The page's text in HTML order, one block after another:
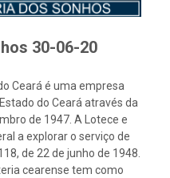
30-06-20
Ceará é uma empresa
do Ceará através da
de 1947. A Lotece e
a explorar o serviço de
de 22 de junho de 1948.
cearense tem como